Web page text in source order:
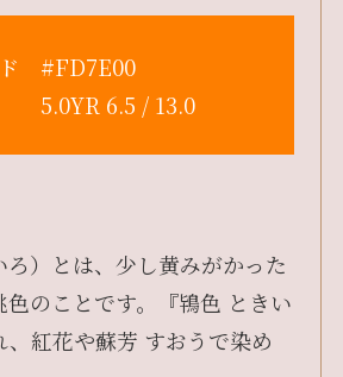
ド #FD7E00
5.0YR 6.5 / 13.0
）とは、少し黄みがかった
のことです。『鴇色 ときい
、紅花や蘇芳 すおうで染め